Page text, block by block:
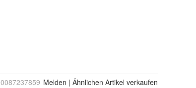
0087237859 Melden | Ähnlichen Artikel verkaufen